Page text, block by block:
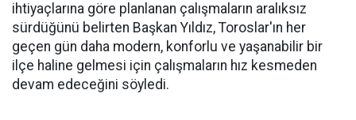
ihtiyaçlarına göre planlanan çalışmaların aralıksız
sürdüğünü belirten Başkan Yıldız, Toroslar'ın her
geçen gün daha modern, konforlu ve yaşanabilir bir
ilçe haline gelmesi için çalışmaların hız kesmeden
devam edeceğini söyledi.